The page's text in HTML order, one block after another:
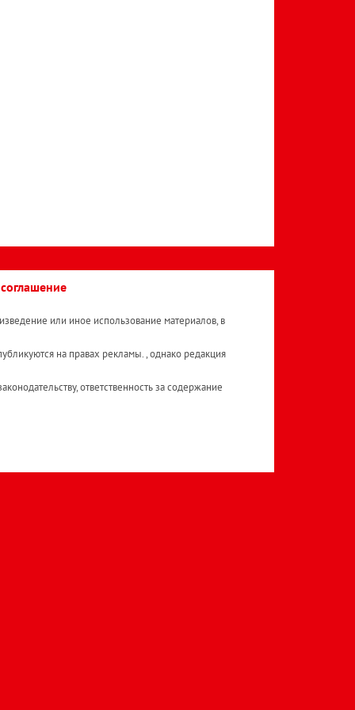
или иное использование материалов, в
на правах рекламы. , однако редакция
ответственность за содержание